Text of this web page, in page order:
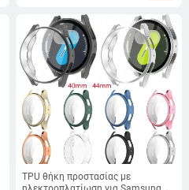
TPU θήκη προστασίας με